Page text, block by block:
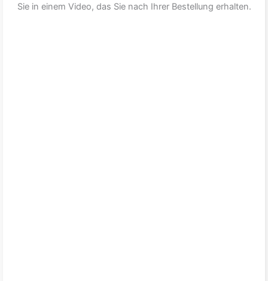
Sie in einem Video, das Sie nach Ihrer Bestellung erhalten.